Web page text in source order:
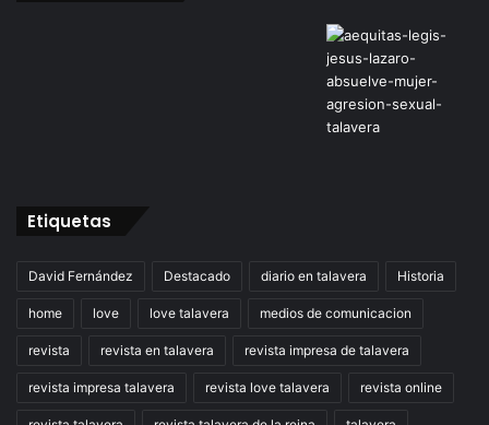
Etiquetas
David Fernández Destacado diario en talavera Historia
home love love talavera medios de comunicacion
revista revista en talavera revista impresa de talavera
revista impresa talavera revista love talavera revista online